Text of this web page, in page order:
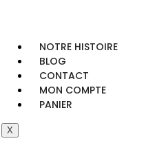
NOTRE HISTOIRE
BLOG
CONTACT
MON COMPTE
PANIER
X